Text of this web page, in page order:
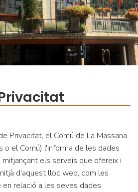
Privacitat, el Comú de La Massana
o el Comú) l'informa de les dades
els serveis que ofereix i
d'aquest lloc web, com les
relació a les seves dades